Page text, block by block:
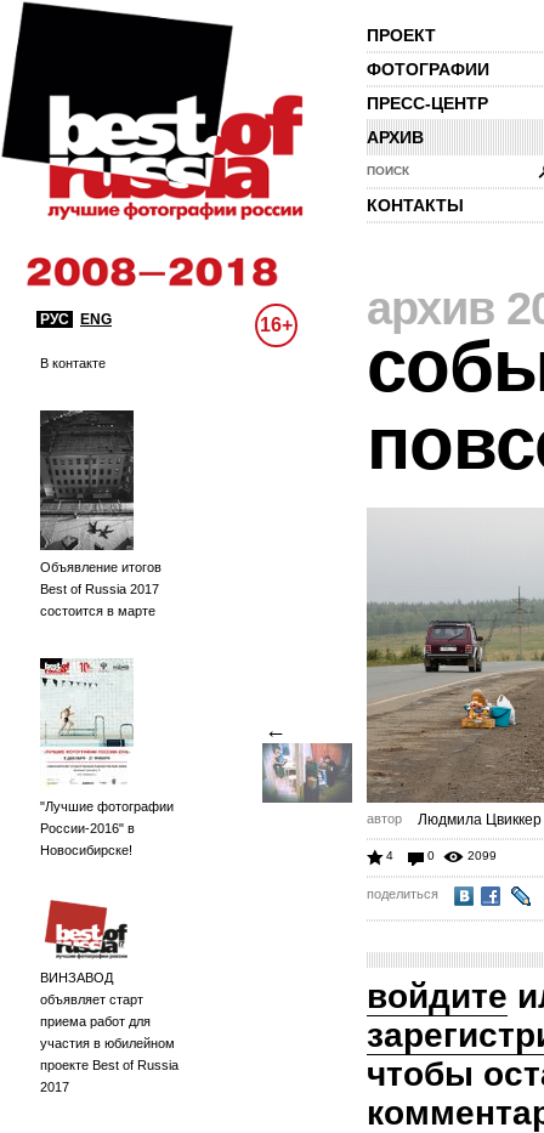
ПРОЕКТ
ФОТОГРАФИИ
ПРЕСС-ЦЕНТР
АРХИВ
ПОИСК
КОНТАКТЫ
РУС ENG 16+
В контакте
Объявление итогов
Best of Russia 2017
состоится в марте
"Лучшие фотографии
России-2016" в
Новосибирске!
ВИНЗАВОД
объявляет старт
приема работ для
участия в юбилейном
проекте Best of Russia
2017
архив
←
автор Людмила Цвиккер
4 0 2099
поделиться
войдите
чтобы